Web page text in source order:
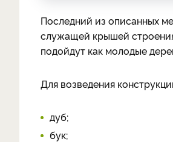
Последний из описанных
служащей крышей
подойдут как молодые
Для возведения
дуб;
бук;